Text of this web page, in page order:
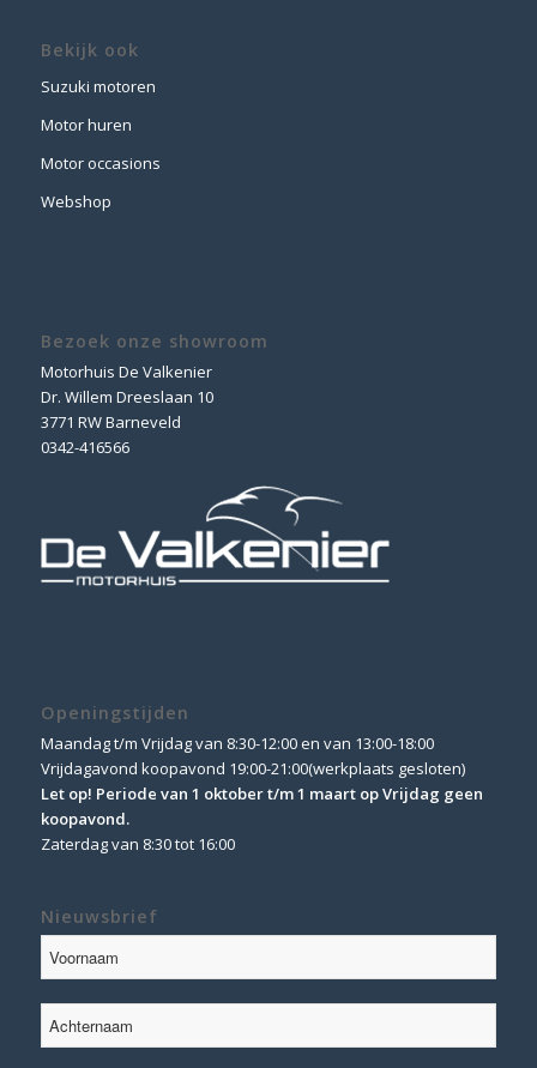
Bekijk ook
Suzuki motoren
Motor huren
Motor occasions
Webshop
Bezoek onze showroom
Motorhuis De Valkenier
Dr. Willem Dreeslaan 10
3771 RW Barneveld
0342-416566
Openingstijden
Maandag t/m Vrijdag van 8:30-12:00 en van 13:00-18:00
Vrijdagavond koopavond 19:00-21:00(werkplaats gesloten)
Let op! Periode van 1 oktober t/m 1 maart op Vrijdag geen
koopavond.
Zaterdag van 8:30 tot 16:00
Nieuwsbrief